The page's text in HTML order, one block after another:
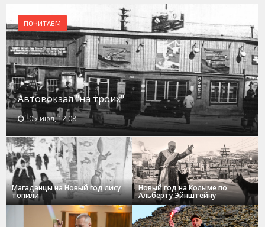
ПОЧИТАЕМ
Автовокзал "на троих"
05-июл, 12:08
Магаданцы на Новый год лису
топили
Новый год на Колыме по
Альберту Эйнштейну